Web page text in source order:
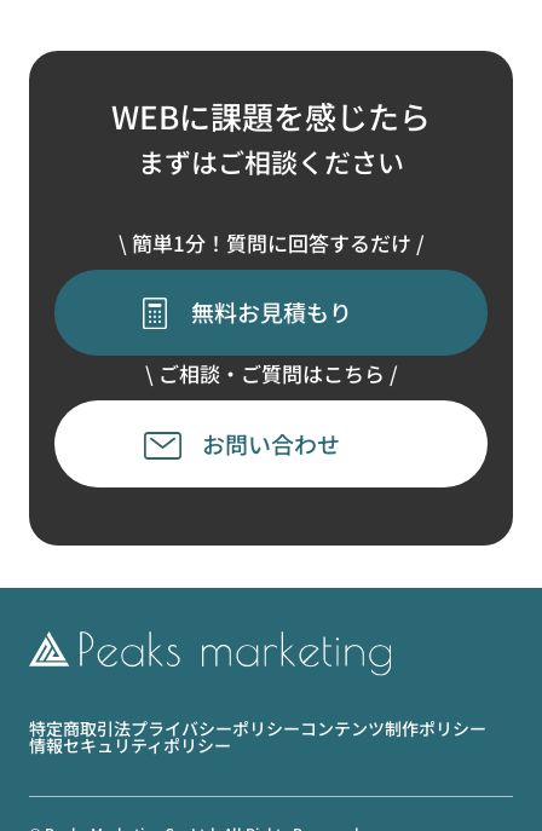
WEBに課題を感じたら
まずはご相談ください
\ 簡単1分！質問に回答するだけ /
無料お見積もり
\ ご相談・ご質問はこちら /
お問い合わせ
特定商取引法プライバシーポリシーコンテンツ制作ポリシー
情報セキュリティポリシー